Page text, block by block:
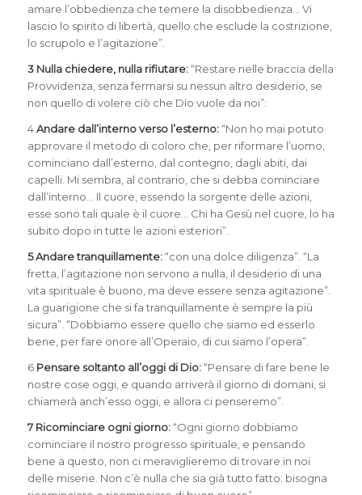
amare l’obbedienza che temere la disobbedienza… Vi
lascio lo spirito di libertà, quello che esclude la costrizione,
lo scrupolo e l’agitazione”.
3 Nulla chiedere, nulla rifiutare:“Restare nelle braccia della
Provvidenza, senza fermarsi su nessun altro desiderio, se
non quello di volere ciò che Dio vuole da noi”:
4Andare dall’interno verso l’esterno:“Non ho mai potuto
approvare il metodo di coloro che, per riformare l’uomo,
cominciano dall’esterno, dal contegno, dagli abiti, dai
capelli. Mi sembra, al contrario, che si debba cominciare
dall’interno… Il cuore, essendo la sorgente delle azioni,
esse sono tali quale è il cuore… Chi ha Gesù nel cuore, lo ha
subito dopo in tutte le azioni esteriori”.
5 Andare tranquillamente:“con una dolce diligenza”. “La
fretta, l’agitazione non servono a nulla, il desiderio di una
vita spirituale è buono, ma deve essere senza agitazione”.
La guarigione che si fa tranquillamente è sempre la più
sicura”. “Dobbiamo essere quello che siamo ed esserlo
bene, per fare onore all’Operaio, di cui siamo l’opera”.
6 Pensare soltanto all’oggi di Dio:“Pensare di fare bene le
nostre cose oggi, e quando arriverà il giorno di domani, si
chiamerà anch’esso oggi, e allora ci penseremo”.
7 Ricominciare ogni giorno:“Ogni giorno dobbiamo
cominciare il nostro progresso spirituale, e pensando
bene a questo, non ci meraviglieremo di trovare in noi
delle miserie. Non c’è nulla che sia già tutto fatto: bisogna